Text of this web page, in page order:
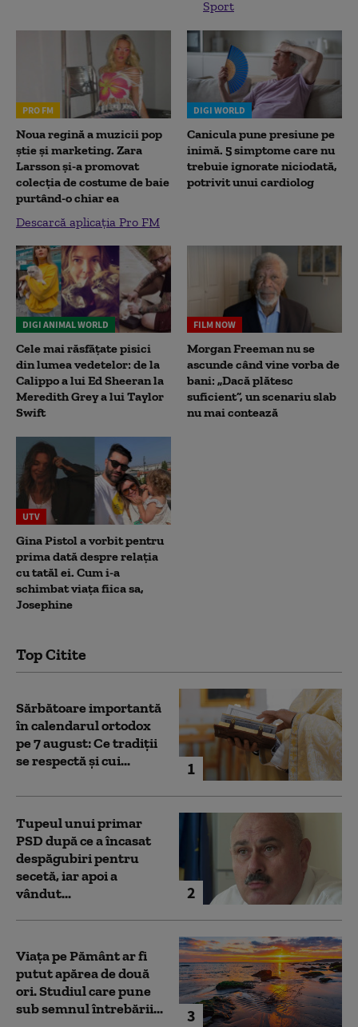
Sport
PRO FM
Noua regină a muzicii pop
știe și marketing. Zara
Larsson și-a promovat
colecția de costume de baie
purtând-o chiar ea
Descarcă aplicația Pro FM
DIGI WORLD
Canicula pune presiune pe
inimă. 5 simptome care nu
trebuie ignorate niciodată,
potrivit unui cardiolog
DIGI ANIMAL WORLD
Cele mai răsfățate pisici
din lumea vedetelor: de la
Calippo a lui Ed Sheeran la
Meredith Grey a lui Taylor
Swift
FILM NOW
Morgan Freeman nu se
ascunde când vine vorba de
bani: „Dacă plătesc
suficient”, un scenariu slab
nu mai contează
UTV
Gina Pistol a vorbit pentru
prima dată despre relația
cu tatăl ei. Cum i-a
schimbat viața fiica sa,
Josephine
Top Citite
1
Sărbătoare importantă
în calendarul ortodox
pe 7 august: Ce tradiții
se respectă și cui...
2
Tupeul unui primar
PSD după ce a încasat
despăgubiri pentru
secetă, iar apoi a
vândut...
3
Viața pe Pământ ar fi
putut apărea de două
ori. Studiul care pune
sub semnul întrebării...